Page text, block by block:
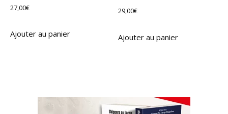
27,00€
Ajouter au panier
29,00€
Ajouter au panier